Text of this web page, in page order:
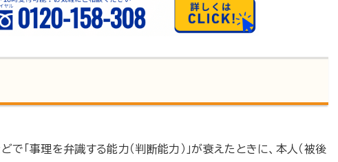
で「事理を弁識する能力（判断能力）」が衰えたときに、本人（被後